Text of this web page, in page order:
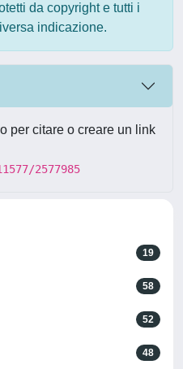
da copyright e tutti i
indicazione.
per citare o creare un link
2577985
19
58
52
48